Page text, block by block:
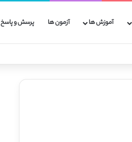
آموزش ها آزمون ها پرسش و پاسخ